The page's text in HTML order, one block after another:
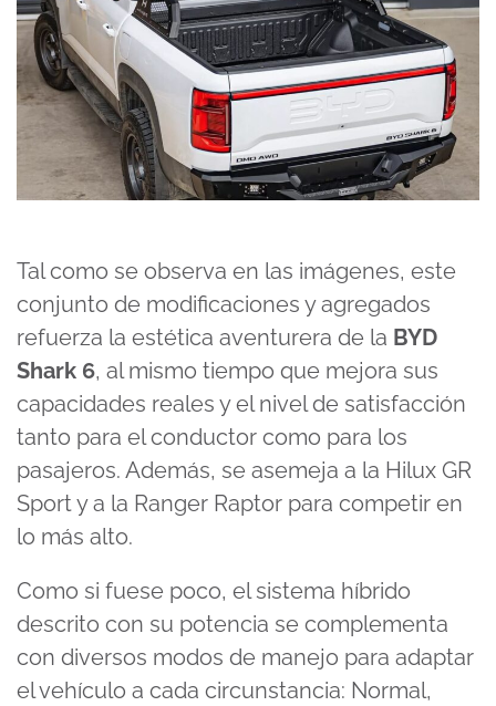
Tal como se observa en las imágenes, este
conjunto de modificaciones y agregados
refuerza la estética aventurera de la BYD
Shark 6, al mismo tiempo que mejora sus
capacidades reales y el nivel de satisfacción
tanto para el conductor como para los
pasajeros. Además, se asemeja a la Hilux GR
Sport y a la Ranger Raptor para competir en
lo más alto.
Como si fuese poco, el sistema híbrido
descrito con su potencia se complementa
con diversos modos de manejo para adaptar
el vehículo a cada circunstancia: Normal,